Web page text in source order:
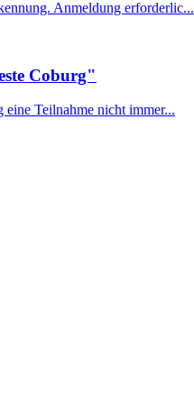
Anmeldung erforderlic...
Coburg"
Teilnahme nicht immer...